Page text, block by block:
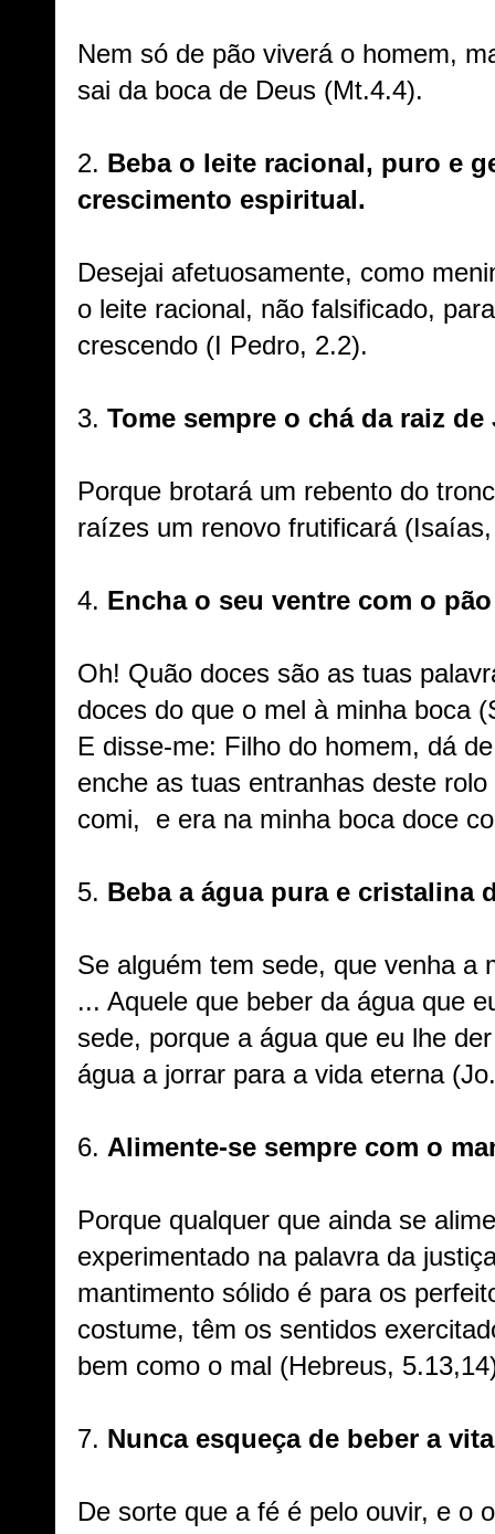
Nem só de pão viverá o homem,
sai da boca de Deus (Mt.4.4).
2. Beba o leite racional, puro e
crescimento espiritual.
Desejai afetuosamente, como
o leite racional, não falsificado,
crescendo (I Pedro, 2.2).
3. Tome sempre o chá da raiz de
Porque brotará um rebento do
raízes um renovo frutificará
4. Encha o seu ventre com o
Oh! Quão doces são as tuas
doces do que o mel à minha boca
E disse-me: Filho do homem, dá
enche as tuas entranhas deste
comi, e era na minha boca doce
5. Beba a água pura e cristalina
Se alguém tem sede, que venha a
... Aquele que beber da água que
sede, porque a água que eu lhe
água a jorrar para a vida eterna
6. Alimente-se sempre com o
Porque qualquer que ainda se
experimentado na palavra da
mantimento sólido é para os
costume, têm os sentidos
bem como o mal (Hebreus,
7. Nunca esqueça de beber a
De sorte que a fé é pelo ouvir, e o